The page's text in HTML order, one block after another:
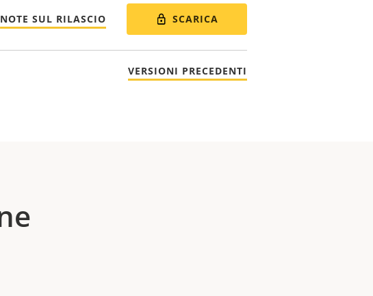
NOTE SUL RILASCIO SCARICA
VERSIONI PRECEDENTI